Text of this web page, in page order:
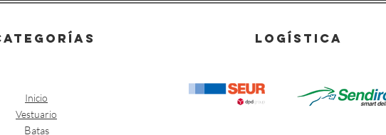
Inicio
Vestuario
Batas
LOGÍSTICA